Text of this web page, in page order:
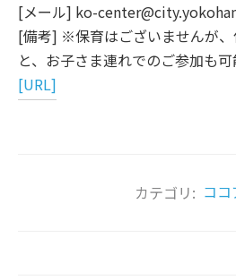
[メール] ko-
[備考] ※保育はございませんが
と、お子さま連れでのご参加も
[URL]
カテゴリ: ココ